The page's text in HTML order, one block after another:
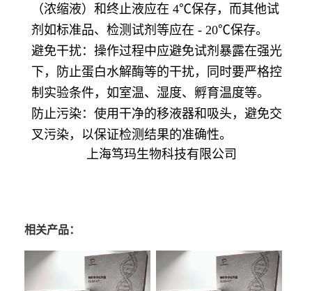
（浓缩液）和终止液应在 4℃保存，而其他试
剂如标准品、检测试剂等应在 - 20℃保存。
避免干扰：操作过程中应避免试剂暴露在强光
下，防止蛋白水解酶等的干扰，同时要严格控
制实验条件，如室温、湿度、孵育温度等。
防止污染：使用干净的移液器和吸头，避免交
叉污染，以保证检测结果的准确性。
上海笃玛生物科技有限公司
相关产品：